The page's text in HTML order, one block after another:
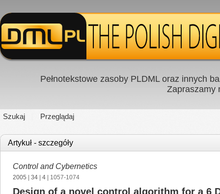
Pełnotekstowe zasoby PLDML oraz innych
Zapraszamy
Szukaj Przeglądaj
Artykuł - szczegóły
Control and Cybernetics
2005 34 4 | 1057-1074
Design of a novel control algorithm for a 6